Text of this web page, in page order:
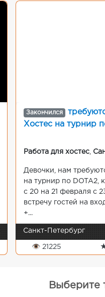
Закончился
Хостес на турнир
Работа для хостес
Девочки, нам
на турнир по DOTA2,
с 20 на 21 февраля с
встречу гостей на
+...
Санкт-Петербург
👁 21225
Выберите